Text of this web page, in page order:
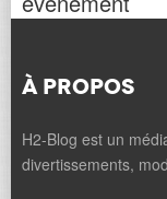
À PROPOS
H2-Blog est un
divertissements,